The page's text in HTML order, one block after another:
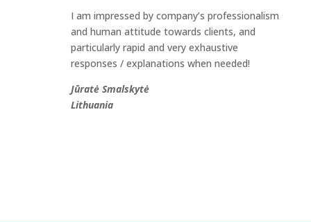
I am impressed by company’s professionalism
and human attitude towards clients, and
particularly rapid and very exhaustive
responses / explanations when needed!
Jūratė Smalskytė
Lithuania